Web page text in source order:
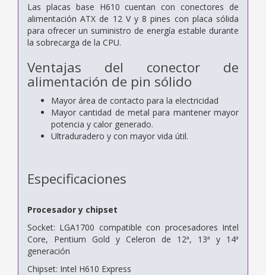
Las placas base H610 cuentan con conectores de
alimentación ATX de 12 V y 8 pines con placa sólida
para ofrecer un suministro de energía estable durante
la sobrecarga de la CPU.
Ventajas del conector de
alimentación de pin sólido
Mayor área de contacto para la electricidad
Mayor cantidad de metal para mantener mayor
potencia y calor generado.
Ultraduradero y con mayor vida útil.
Especificaciones
Procesador y chipset
Socket: LGA1700 compatible con procesadores Intel
Core, Pentium Gold y Celeron de 12ª, 13ª y 14ª
generación
Chipset: Intel H610 Express